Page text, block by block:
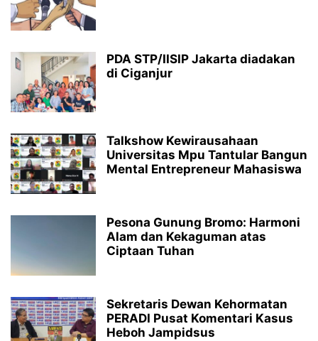
PDA STP/IISIP Jakarta diadakan
di Ciganjur
Talkshow Kewirausahaan
Universitas Mpu Tantular Bangun
Mental Entrepreneur Mahasiswa
Pesona Gunung Bromo: Harmoni
Alam dan Kekaguman atas
Ciptaan Tuhan
Sekretaris Dewan Kehormatan
PERADI Pusat Komentari Kasus
Heboh Jampidsus